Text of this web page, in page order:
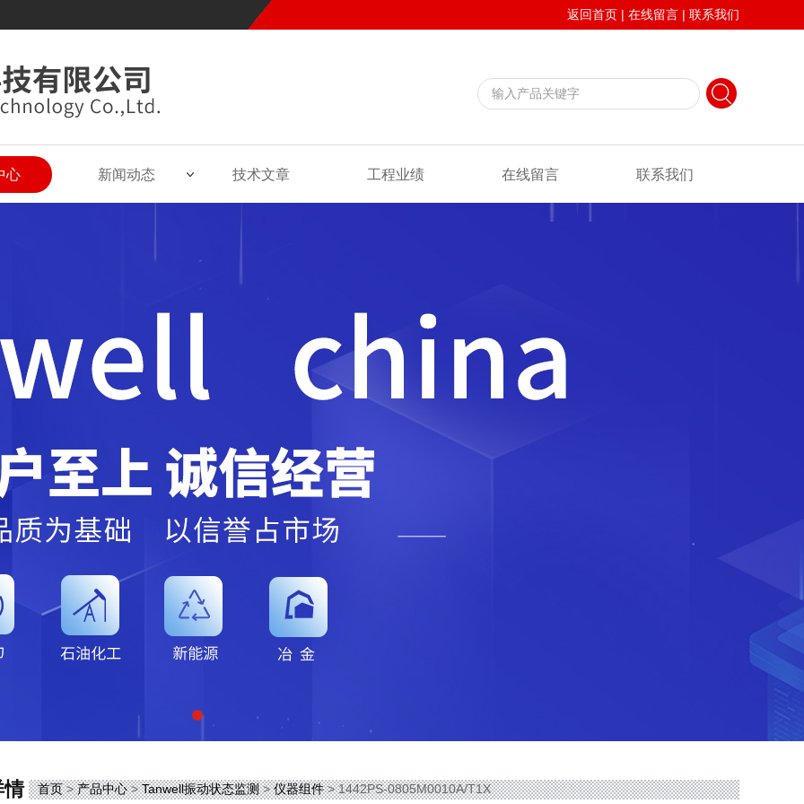
返回首页 | 在线留言 | 联系我们
心 新闻动态 技术文章 工程业绩 在线留言 联系我们
情 首页>产品中心>Tanwell振动状态监测>仪器组件> 1442PS-0805M0010A/T1X